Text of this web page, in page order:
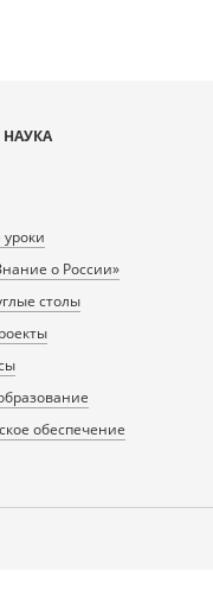
о России»
столы
обеспечение